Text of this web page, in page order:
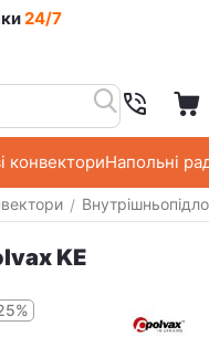
24/7
конвекториНапольні
/
KE